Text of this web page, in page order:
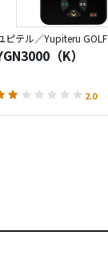
ピテル／Yupiteru GOLF
（K）
2.0